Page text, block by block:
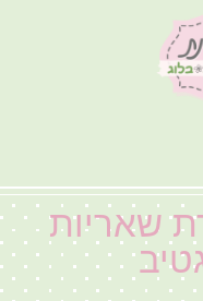
שאריות